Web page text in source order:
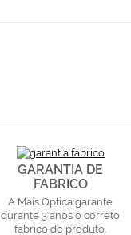
GARANTIA DE
FABRICO
A Mais Optica garante
durante 3 anos o correto
fabrico do produto.